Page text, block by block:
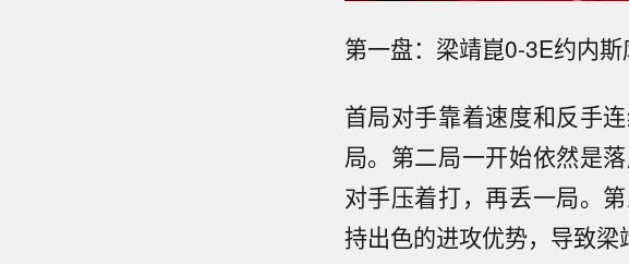
第一盘：梁靖崑0-3E约内斯
首局对手靠着速度和反手
局。第二局一开始依然是
对手压着打，再丢一局。
持出色的进攻优势，导致梁